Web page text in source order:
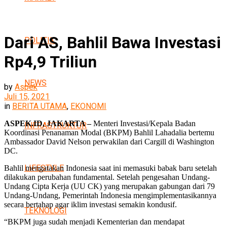
POLITIK
NEWS
INFRASTRUKTUR
LIFESTYLE
TEKNOLOGI
Dari AS, Bahlil Bawa Investasi
Rp4,9 Triliun
by Aspek
Juli 15, 2021
in BERITA UTAMA, EKONOMI
ASPEK.ID, JAKARTA –Menteri Investasi/Kepala Badan
Koordinasi Penanaman Modal (BKPM) Bahlil Lahadalia bertemu
Ambassador David Nelson perwakilan dari Cargill di Washington
DC.
Bahlil mengatakan Indonesia saat ini memasuki babak baru setelah
dilakukan perubahan fundamental. Setelah pengesahan Undang-
Undang Cipta Kerja (UU CK) yang merupakan gabungan dari 79
Undang-Undang, Pemerintah Indonesia mengimplementasikannya
secara bertahap agar iklim investasi semakin kondusif.
“BKPM juga sudah menjadi Kementerian dan mendapat